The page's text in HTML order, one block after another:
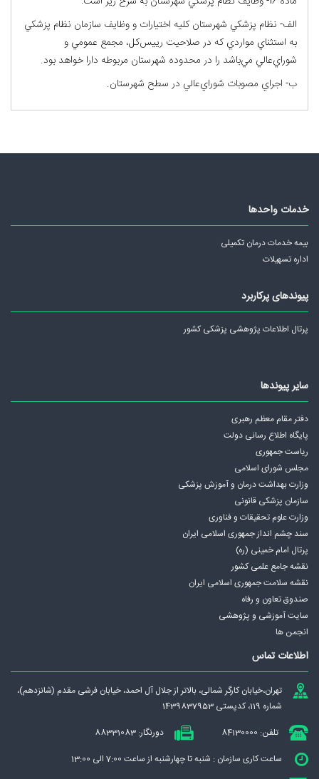
الف- نظام پزشكي شهرستان كليه اختيارات و وظايف سازمان نظام پزشكي
به استثناي مواردي كه در صلاحيت رييس‌كل، مجمع عمومي و
شوراي‌عالي مي‌باشد را در محدوده شهرستان مربوطه دارا خواهد بود.
ب- اجراي مصوبات شوراي‌عالي در سطح شهرستان.
خدمات واحدها
بیمه خدمات درمان تکمیلی
اداره تسهیلات
پیوندهای پرکاربرد
پرتال اطلاعات پژوهشی پزشکی کشور
سایر پیوندها
دفتر مقام معظم رهبری
پايگاه اطلاع رسانی دولت
ریاست جمهوری
مجلس شورای اسلامی
وزارت بهداشت درمان و آموزش پزشکی
سازمان پزشکی قانونی
وزارت علوم تحقیقات و فناوری
سند چشم انداز جمهوری اسلامی ايران
پرتال امام خمینی (ره)
نقشه جامع علمی كشور
نقشه سلامت جمهوری اسلامی ايران
صندوق تعاون و رفاه
سایت آموزشی و پژوهشی
انجمن ها
اطلاعات تماس
تهران،‌خيابان كارگر شمالی، بالاتر از جلال آل احمد، خيابان فرشی مقدم (شانزدهم)،
شماره 119، کدپستی 1439837953
تلفن: 84130000
دورنگار: 88331083
ساعت کاری سازمان : شنبه تا چهارشنبه از ساعت 7:00 الی 13:00